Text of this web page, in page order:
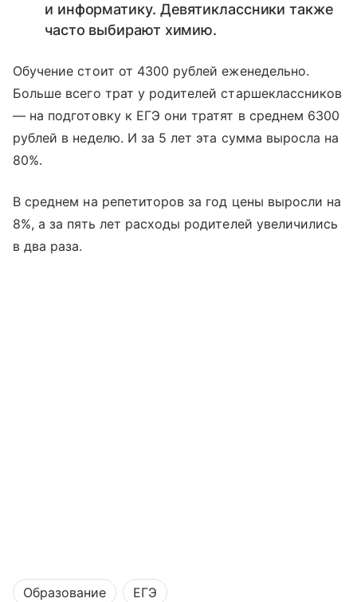
и информатику. Девятиклассники также
часто выбирают химию.
Обучение стоит от 4300 рублей еженедельно.
Больше всего трат у родителей старшеклассников
— на подготовку к ЕГЭ они тратят в среднем 6300
рублей в неделю. И за 5 лет эта сумма выросла на
80%.
В среднем на репетиторов за год цены выросли на
8%, а за пять лет расходы родителей увеличились
в два раза.
Образование ЕГЭ